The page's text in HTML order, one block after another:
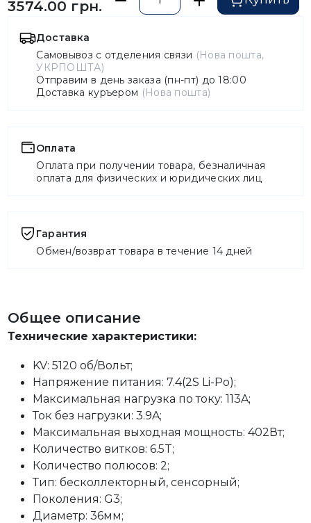
3574.00 грн.
Доставка
Самовывоз с отделения связи (Нова пошта,
УКРПОШТА)
Отправим в день заказа (пн-пт) до 18:00
Доставка куръером (Нова пошта)
Оплата
Оплата при получении товара, безналичная
оплата для физических и юридических лиц
Гарантия
Обмен/возврат товара в течение 14 дней
Общее описание
Технические характеристики:
KV: 5120 об/Вольт;
Напряжение питания: 7.4(2S Li-Po);
Максимальная нагрузка по току: 113A;
Ток без нагрузки: 3.9A;
Максимальная выходная мощность: 402Вт;
Количество витков: 6.5T;
Количество полюсов: 2;
Тип: бесколлекторный, сенсорный;
Поколения: G3;
Диаметр: 36мм;